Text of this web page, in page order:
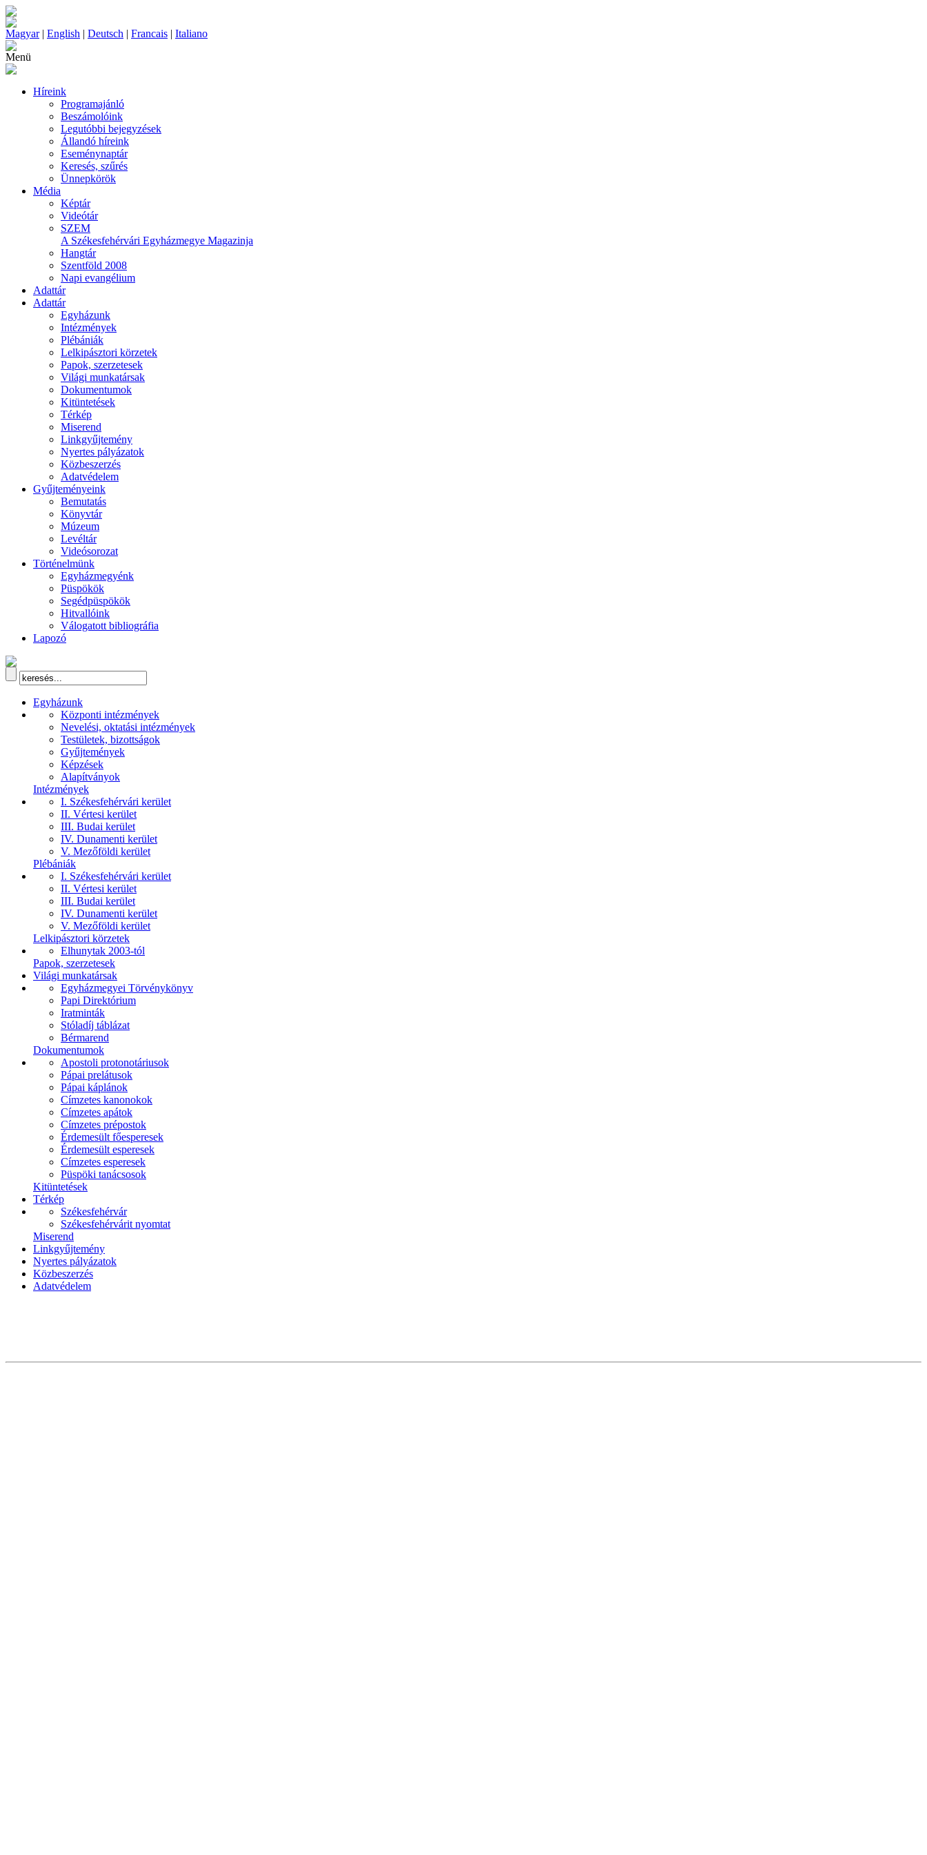
Magyar| English | Deutsch | Francais | Italiano
Menü
Híreink
Programajánló
Beszámolóink
Legutóbbi bejegyzések
Állandó híreink
Eseménynaptár
Keresés, szűrés
Ünnepkörök
Média
Képtár
Videótár
SZEM
A Székesfehérvári Egyházmegye Magazinja
Hangtár
Szentföld 2008
Napi evangélium
Adattár
Adattár
Egyházunk
Intézmények
Plébániák
Lelkipásztori körzetek
Papok, szerzetesek
Világi munkatársak
Dokumentumok
Kitüntetések
Térkép
Miserend
Linkgyűjtemény
Nyertes pályázatok
Közbeszerzés
Adatvédelem
Gyűjteményeink
Bemutatás
Könyvtár
Múzeum
Levéltár
Videósorozat
Történelmünk
Egyházmegyénk
Püspökök
Segédpüspökök
Hitvallóink
Válogatott bibliográfia
Lapozó
Egyházunk
Központi intézmények
Nevelési, oktatási intézmények
Testületek, bizottságok
Gyűjtemények
Képzések
Alapítványok
Intézmények
I. Székesfehérvári kerület
II. Vértesi kerület
III. Budai kerület
IV. Dunamenti kerület
V. Mezőföldi kerület
Plébániák
I. Székesfehérvári kerület
II. Vértesi kerület
III. Budai kerület
IV. Dunamenti kerület
V. Mezőföldi kerület
Lelkipásztori körzetek
Elhunytak 2003-tól
Papok, szerzetesek
Világi munkatársak
Egyházmegyei Törvénykönyv
Papi Direktórium
Iratminták
Stóladíj táblázat
Bérmarend
Dokumentumok
Apostoli protonotáriusok
Pápai prelátusok
Pápai káplánok
Címzetes kanonokok
Címzetes apátok
Címzetes prépostok
Érdemesült főesperesek
Érdemesült esperesek
Címzetes esperesek
Püspöki tanácsosok
Kitüntetések
Térkép
Székesfehérvár
Székesfehérvárit nyomtat
Miserend
Linkgyűjtemény
Nyertes pályázatok
Közbeszerzés
Adatvédelem